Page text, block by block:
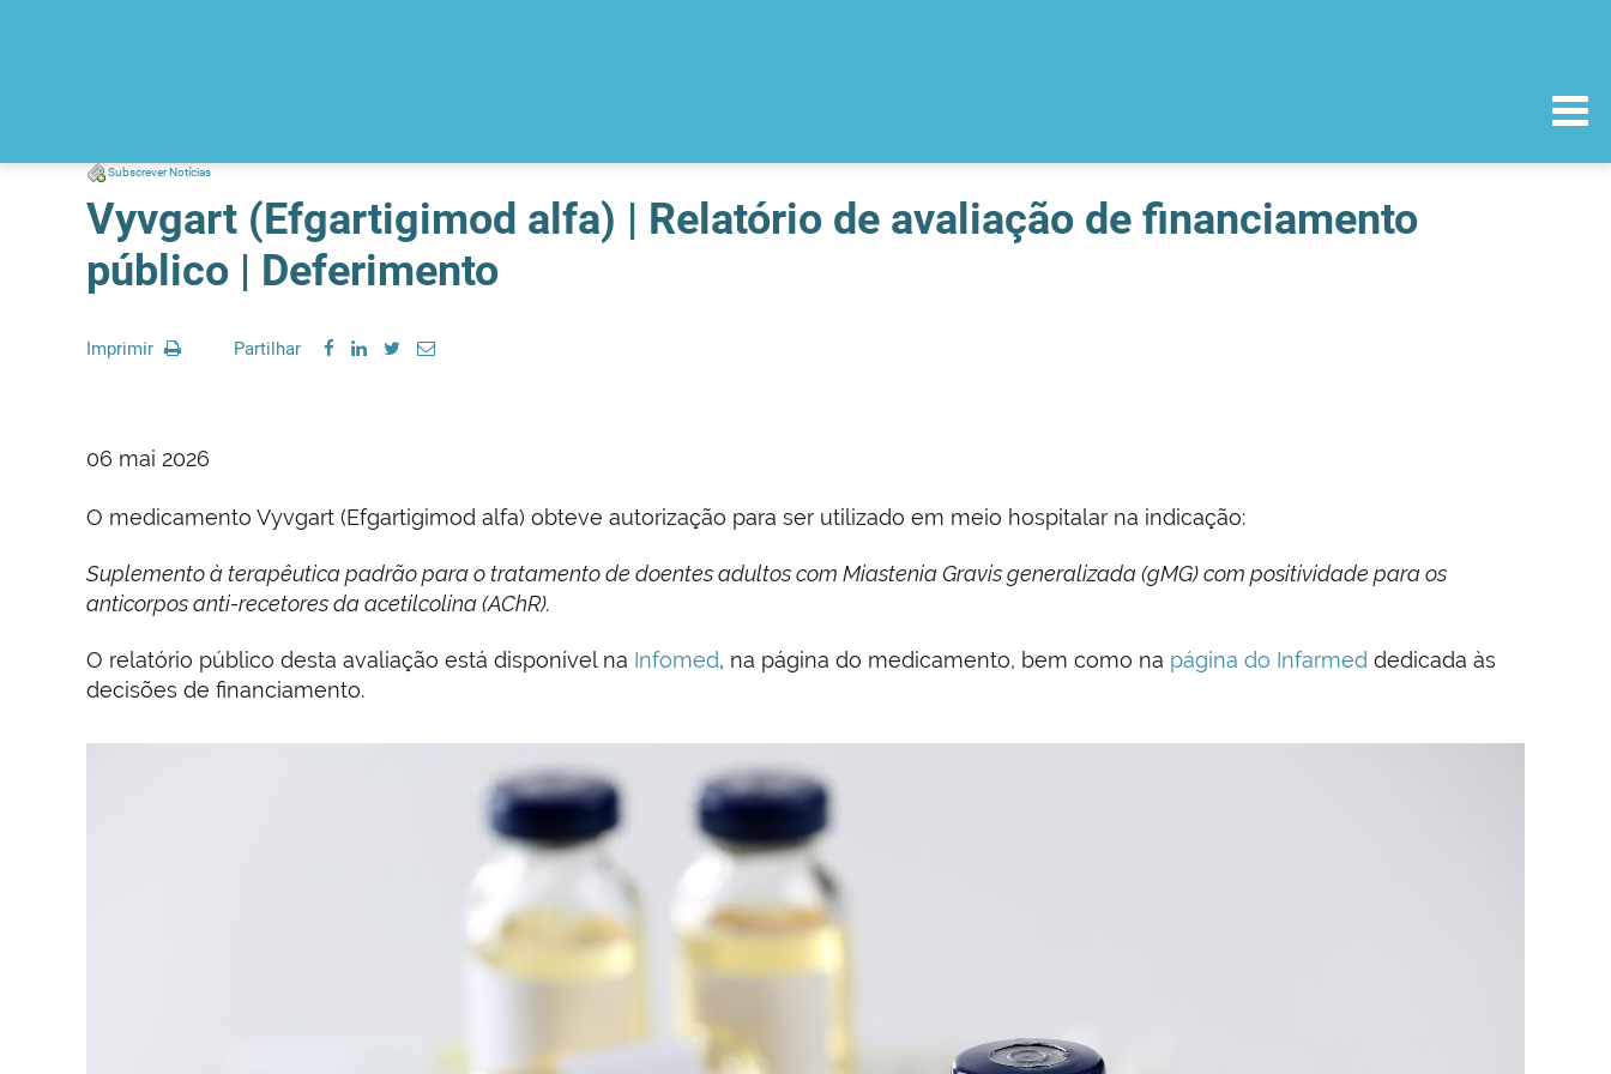
Subscrever Notícias
Vyvgart (Efgartigimod alfa) | Relatório de avaliação de financiamento
público | Deferimento
Imprimir Partilhar
06 mai 2026
O medicamento Vyvgart (Efgartigimod alfa) obteve autorização para ser utilizado em meio hospitalar na indicação:
Suplemento à terapêutica padrão para o tratamento de doentes adultos com Miastenia Gravis generalizada (gMG) com positividade para os
anticorpos anti-recetores da acetilcolina (AChR).
O relatório público desta avaliação está disponível na Infomed, na página do medicamento, bem como na página do Infarmed dedicada às
decisões de financiamento.